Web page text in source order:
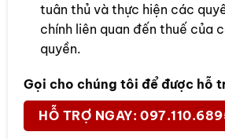
tuân thủ và thực hiện các
chính liên quan đến thuế của
quyền.
Gọi cho chúng tôi để được hỗ
HỖ TRỢ NGAY: